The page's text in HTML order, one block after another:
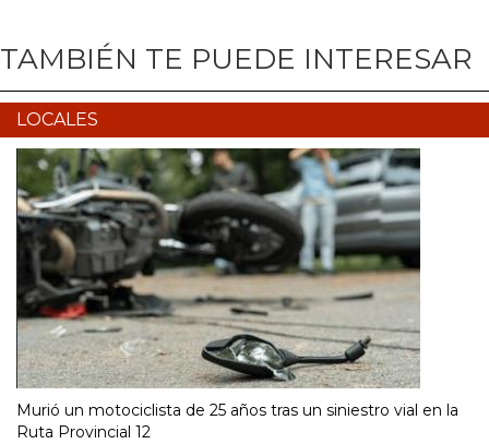
TAMBIÉN TE PUEDE INTERESAR
LOCALES
Murió un motociclista de 25 años tras un siniestro vial en la
Ruta Provincial 12